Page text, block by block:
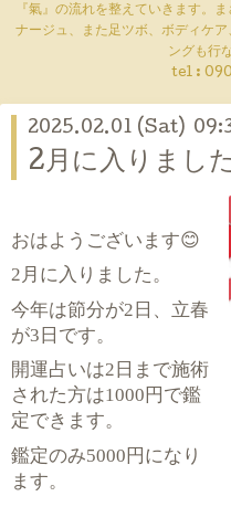
『氣』の流れを整えていきます。
ナージュ、また足ツボ、ボディケ
ングも行
tel :
2025.02.01 (Sat)
2月に入りまし
おはようございます😊
2月に入りました。
今年は節分が2 日、立春
が3 日です。
開運占いは2 日まで施術
された方は1000 円で鑑
定できます。
鑑定のみ5000 円になり
ます。